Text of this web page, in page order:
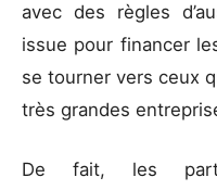
avec des règles
issue pour financer
se tourner vers ceux
très grandes
De fait, les